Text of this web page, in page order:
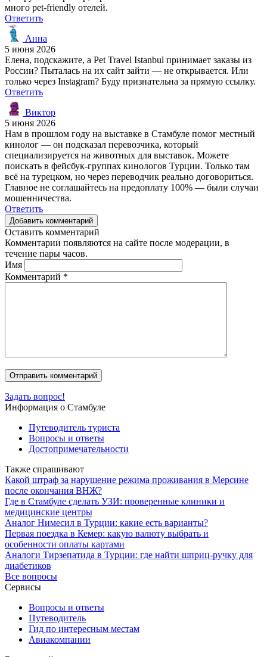
много pet-friendly отелей.
Ответить
Анна
5 июня 2026
Елена, подскажите, а Pet Travel Istanbul принимает заказы из
России? Пыталась на их сайт зайти — не открывается. Или
только через Instagram? Буду признательна за прямую ссылку.
Ответить
Виктор
5 июня 2026
Нам в прошлом году на выставке в Стамбуле помог местный
кинолог — он подсказал перевозчика, который
специализируется на животных для выставок. Можете
поискать в фейсбук-группах кинологов Турции. Только там
всё на турецком, но через переводчик реально договориться.
Главное не соглашайтесь на предоплату 100% — были случаи
мошенничества.
Ответить
Добавить комментарий
Оставить комментарий
Комментарии появляются на сайте после модерации, в
течение пары часов.
Имя
Комментарий *
Задать вопрос!
Информация о Стамбуле
Путеводитель туриста
Вопросы и ответы
Достопримечательности
Также спрашивают
Какой штраф за нарушение режима проживания в Мерсине
после окончания ВНЖ?
Где в Стамбуле сделать УЗИ: проверенные клиники и
медицинские центры
Аналог Нимесил в Турции: какие есть варианты?
Первая поездка в Кемер: какую валюту выбрать и
особенности оплаты картами
Аналоги Тирзепатида в Турции: где найти шприц-ручку для
диабетиков
Все вопросы
Сервисы
Вопросы и ответы
Путеводитель
Гид по интересным местам
Авиакомпании